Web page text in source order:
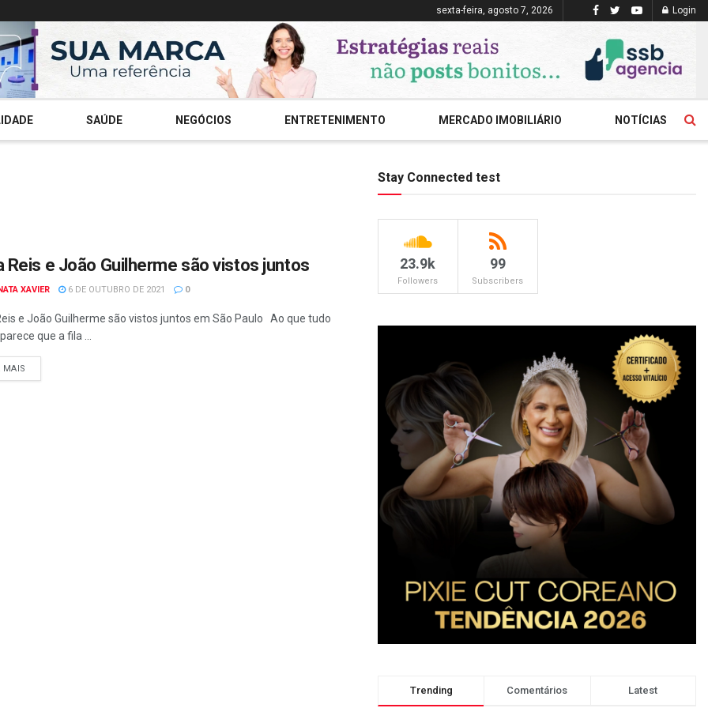
sexta-feira, agosto 7, 2026 Login
SAÚDE NEGÓCIOS ENTRETENIMENTO MERCADO IMOBILIÁRIO NOTÍCIAS
Reis e João Guilherme são vistos juntos
XAVIER 6 DE OUTUBRO DE 2021 0
e João Guilherme são vistos juntos em São Paulo Ao que tudo
que a fila ...
MAIS
Stay Connected test
23.9k
Followers
99
Subscribers
Trending Comentários Latest